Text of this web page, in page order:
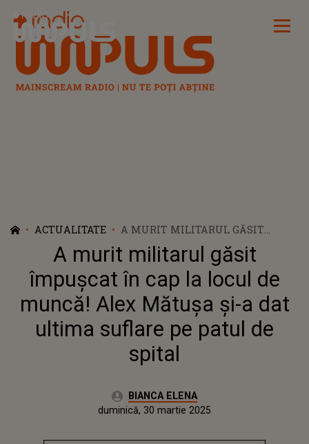
Radio Impuls
ACTUALITATE
A MURIT MILITARUL GĂSIT
ÎMPUȘCAT ÎN CAP LA LOCUL DE
MUNCĂ! ALEX MĂTUȘA ȘI-A DAT
ULTIMA SUFLARE PE PATUL DE
SPITAL
A murit militarul găsit
împușcat în cap la locul de
muncă! Alex Mătușa și-a dat
ultima suflare pe patul de
spital
Autor:BIANCA ELENA
Publicat:
duminică, 30 martie 2025